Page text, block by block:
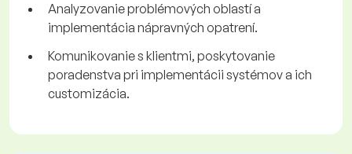
Analyzovanie problémových oblastí a
implementácia nápravných opatrení.
Komunikovanie s klientmi, poskytovanie
poradenstva pri implementácii systémov a ich
customizácia.